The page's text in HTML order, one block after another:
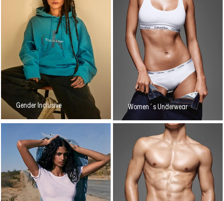
Gender Inclusive Women´s Underwear